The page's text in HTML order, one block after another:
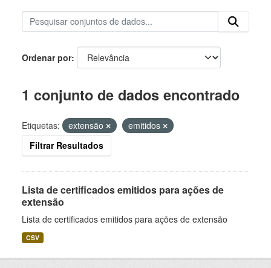
Ordenar por
1 conjunto de dados encontrado
Etiquetas: extensão
emitidos
Filtrar Resultados
Lista de certificados emitidos para ações de
extensão
Lista de certificados emitidos para ações de extensão
CSV